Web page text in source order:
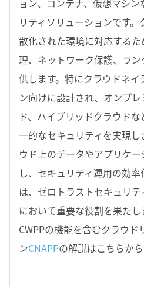
ョン、コンテナ、仮想マシ
リティソリューションです
散化された環境に対応する
理、ネットワーク保護、ラ
供します。特にクラウドネイ
ン向けに設計され、オンプ
ド、ハイブリッドクラウド
一的なセキュリティを実現し
ウド上のデータやアプリケ
し、セキュリティ運用の効
は、ゼロトラストセキュリ
において重要な役割を果たし
CWPPの機能を含むクラウド
ンCNAPPの解説はこちらから